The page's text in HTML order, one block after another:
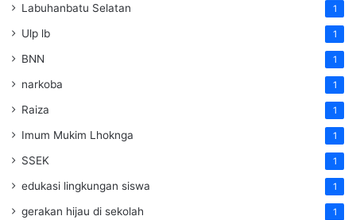
Labuhanbatu Selatan 1
Ulp lb 1
BNN 1
narkoba 1
Raiza 1
Imum Mukim Lhoknga 1
SSEK 1
edukasi lingkungan siswa 1
gerakan hijau di sekolah 1